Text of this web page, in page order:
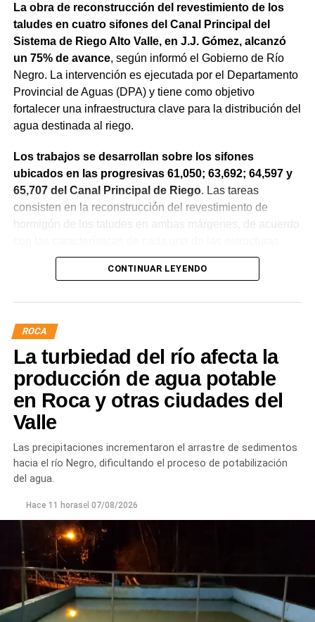
La obra de reconstrucción del revestimiento de los
taludes en cuatro sifones del Canal Principal del
Sistema de Riego Alto Valle, en J.J. Gómez, alcanzó
un 75% de avance, según informó el Gobierno de Río
Negro. La intervención es ejecutada por el Departamento
Provincial de Aguas (DPA) y tiene como objetivo
fortalecer una infraestructura clave para la distribución del
agua destinada al riego.
Los trabajos se desarrollan sobre los sifones
ubicados en las progresivas 61,050; 63,692; 64,597 y
65,707 del Canal Principal de Riego. Las tareas
consisten en la reconstrucción del revestimiento de
hormigón de los taludes en ambas márgenes, de acuerdo
La obra incluye la demolición de losas deterioradas, la
requieren, la ejecución de un nuevo revestimiento de
hormigón reforzado con malla de acero y el sellado de
juntas para mejorar la durabilidad de la infraestructura.
Desde el DPA destacaron que esta intervención forma
parte del plan de mantenimiento y renovación de la
infraestructura hídrica provincial, con el propósito de
optimizar la conducción del agua, preservar el Canal
seguro para los productores del Alto Valle.
CONTINUAR LEYENDO
ROCA
La turbiedad del río afecta la
producción de agua potable
en Roca y otras ciudades del
Valle
Las precipitaciones incrementaron el arrastre de sedimentos
hacia el río Negro, dificultando el proceso de potabilización
del agua.
Hace 11 horasel 07/08/2026